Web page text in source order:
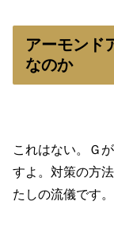
アーモンド
なのか
これはない。Ｇ
すよ。対策の方
たしの流儀です。